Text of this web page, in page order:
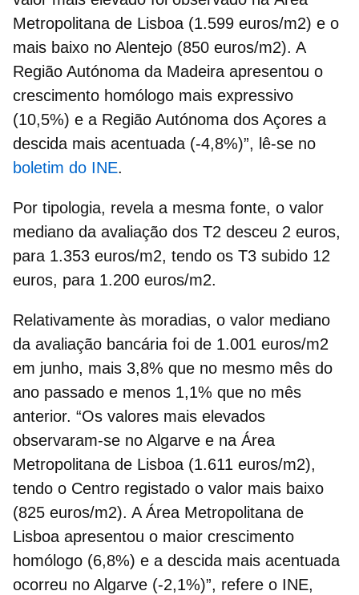
Metropolitana de Lisboa (1.599 euros/m2) e o
mais baixo no Alentejo (850 euros/m2). A
Região Autónoma da Madeira apresentou o
crescimento homólogo mais expressivo
(10,5%) e a Região Autónoma dos Açores a
descida mais acentuada (-4,8%)”, lê-se no
boletim do INE.
Por tipologia, revela a mesma fonte, o valor
mediano da avaliação dos T2 desceu 2 euros,
para 1.353 euros/m2, tendo os T3 subido 12
euros, para 1.200 euros/m2.
Relativamente às moradias, o valor mediano
da avaliação bancária foi de 1.001 euros/m2
em junho, mais 3,8% que no mesmo mês do
ano passado e menos 1,1% que no mês
anterior. “Os valores mais elevados
observaram-se no Algarve e na Área
Metropolitana de Lisboa (1.611 euros/m2),
tendo o Centro registado o valor mais baixo
(825 euros/m2). A Área Metropolitana de
Lisboa apresentou o maior crescimento
homólogo (6,8%) e a descida mais acentuada
ocorreu no Algarve (-2,1%)”, refere o INE,